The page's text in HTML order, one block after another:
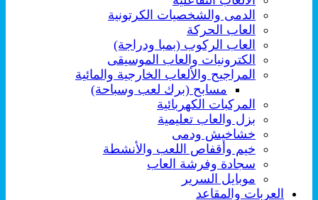
الدمى والشخصيات الكرتونية
العاب الحركة
العاب الركوب (بمبا ودراجة)
الكترونيات والعاب الموسيقى
المراجيح والألعاب الخارجية والمائية
مسابح (برك لعب وسباحة)
المركبات الكهربائية
بزل والعاب تعليمية
خشاخيش ودمى
خيم وأقفاص اللعب والأنشطة
سجادة وفرشة العاب
موبايل السرير
العربات والمقاعد